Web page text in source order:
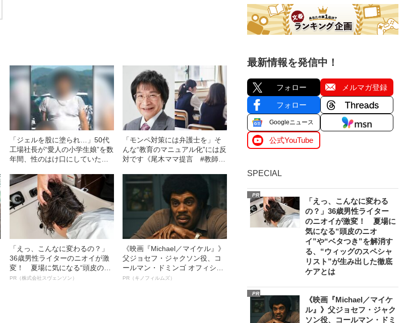
「ジェルを股に塗られ…」50代
工場社長が“愛人の小学生娘”を数
年間、性のはけ口にしていた卑
性交》
「モンペ対策には弁護士を」そ
んな“教育のマニュアル化”には反
対です《尾木ママ提言 #教師の
「えっ、こんなに変わるの？」
36歳男性ライターのニオイが激
変！ 夏場に気になる“頭皮のニ
オイ”や“ベタつき”を解消す
PR（株式会社スヴェンソン）
《映画『Michael／マイケル』》
父ジョセフ・ジャクソン役、コ
ールマン・ドミンゴ オフィシャ
ルインタビュー“観客を魅了した
PR（キノフィルムズ）
最新情報を発信中！
フォロー メルマガ登録
フォロー
Googleニュース
公式YouTube
SPECIAL
PR
「えっ、こんなに変わる
の？」36歳男性ライター
のニオイが激変！ 夏場に
気になる“頭皮のニオ
イ”や“ベタつき”を解消す
る、“ウィッグのスペシャ
リスト”が生み出した徹底
ケアとは
PR
《映画『Michael／マイケ
ル』》父ジョセフ・ジャク
ソン役、コールマン・ドミ